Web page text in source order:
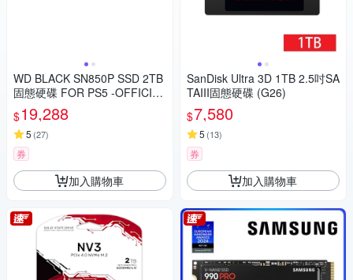
WD BLACK SN850P SSD 2TB
固態硬碟 FOR PS5 -OFFICIAL
LY LICENSED
$19,288
5 (27)
券
加入購物車
SanDisk Ultra 3D 1TB 2.5吋SA
TAIII固態硬碟 (G26)
$7,580
5 (13)
券
加入購物車